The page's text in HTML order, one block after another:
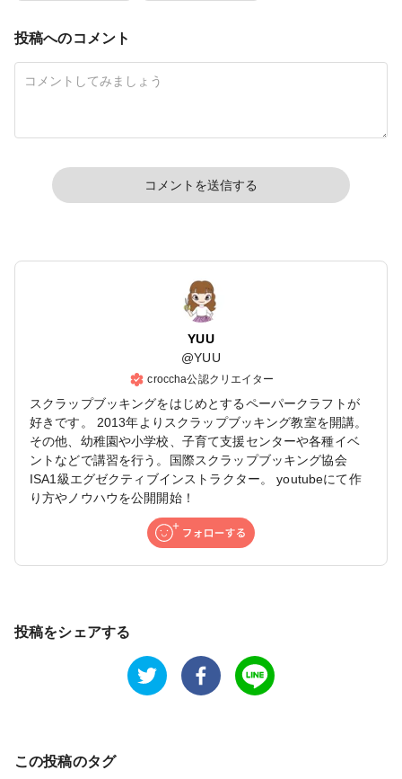
投稿へのコメント
コメントを送信する
YUU
@YUU
croccha公認クリエイター
スクラップブッキングをはじめとするペーパークラフトが
好きです。 2013年よりスクラップブッキング教室を開講。
その他、幼稚園や小学校、子育て支援センターや各種イベ
ントなどで講習を行う。国際スクラップブッキング協会
ISA1級エグゼクティブインストラクター。 youtubeにて作
り方やノウハウを公開開始！
投稿をシェアする
この投稿のタグ